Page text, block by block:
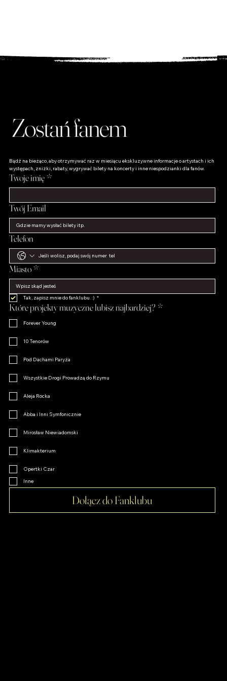
Zostań fanem
Bądź na bieżąco, aby otrzymywać raz w miesiącu ekskluzywne informacje o artystach i ich
występach, zniżki, rabaty, wygrywać bilety na koncerty i inne niespodzianki dla fanów.
Twoje imię *
Twój Email
Telefon
Miasto *
Tak, zapisz mnie do fanklubu. :) *
Które projekty muzyczne lubisz najbardziej? *
Forever Young
10 Tenorów
Pod Dachami Paryża
Wszystkie Drogi Prowadzą do Rzymu
Aleja Rocka
Abba i Inni Symfonicznie
Mirosław Niewiadomski
Klimakterium
Opertki Czar
Inne
Dołącz do Fanklubu